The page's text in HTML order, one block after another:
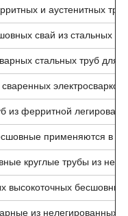
и аустенитных
свай из стальных
стальных труб для
сваренных
из ферритной
применяются в
круглые трубы из
высокоточных бесшовных
из нелегированных